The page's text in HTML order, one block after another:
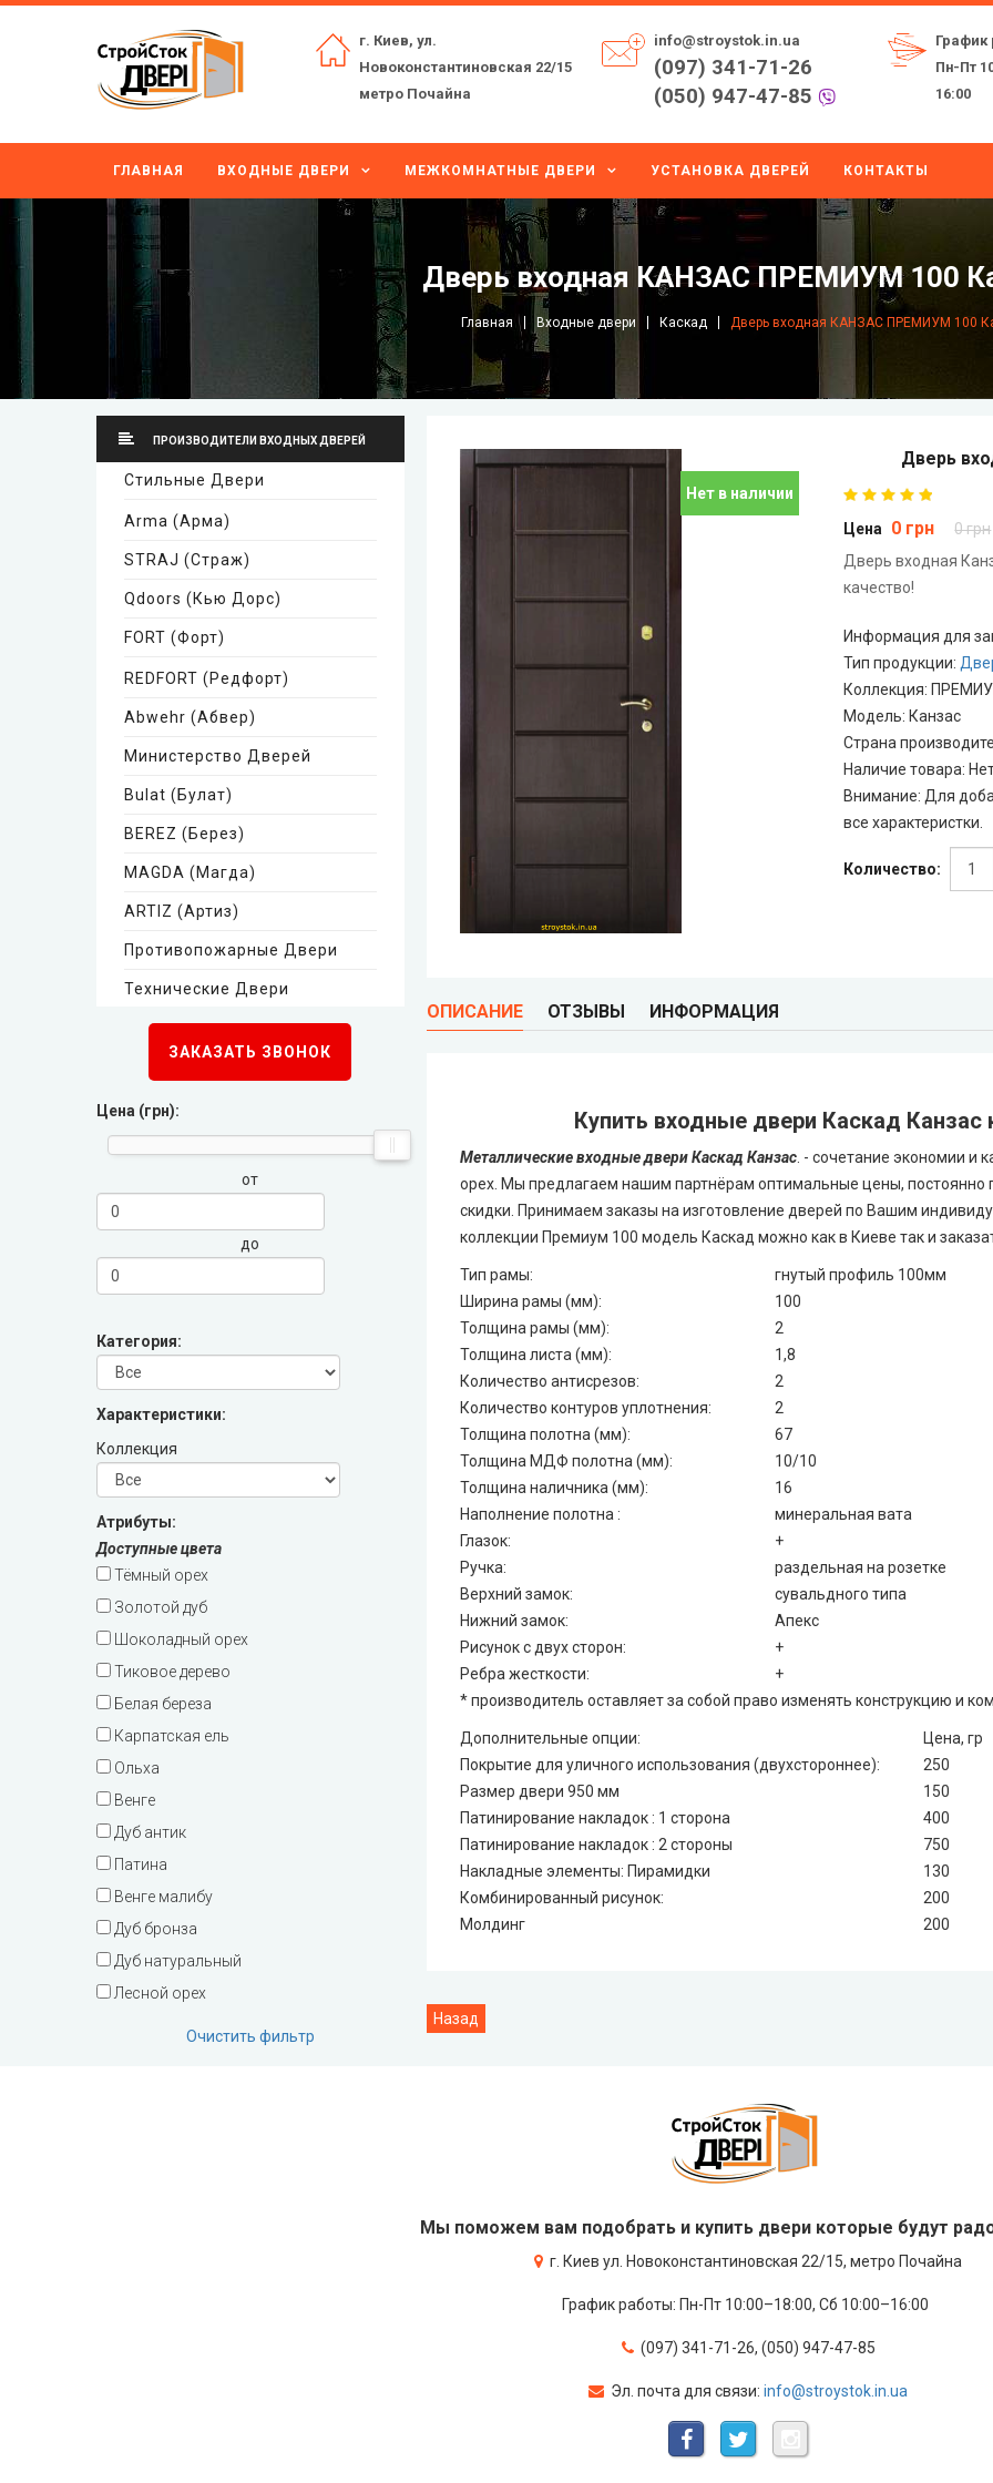
г. Киев, ул.
Новоконстантиновская 22/15
метро Почайна
info@stroystok.in.ua
(097) 341-71-26
(050) 947-47-85
График
Пн-Пт
16:00
ГЛАВНАЯ ВХОДНЫЕ ДВЕРИ МЕЖКОМНАТНЫЕ ДВЕРИ УСТАНОВКА ДВЕРЕЙ КОНТАКТЫ
Дверь входная КАНЗАС ПРЕМИУМ 100
Главная Входные двери Каскад Дверь входная КАНЗАС ПРЕМИУМ 100
ПРОИЗВОДИТЕЛИ ВХОДНЫХ ДВЕРЕЙ
Стильные Двери
Arma (Арма)
STRAJ (Страж)
Qdoors (Кью Дорс)
FORT (Форт)
REDFORT (Редфорт)
Abwehr (Абвер)
Министерство Дверей
Bulat (Булат)
BEREZ (Берез)
MAGDA (Магда)
ARTIZ (Артиз)
Противопожарные Двери
Технические Двери
Arma (Арма)
FORT (Форт)
Very Dveri (Вери Двери)
REDFORT (Редфорт)
Abwehr (Абвер)
Министерство Дверей
MAGDA (Магда)
ARTIZ (Артиз)
Противопожарные двери
ЗАКАЗАТЬ ЗВОНОК
Цена (грн):
от
до
Категория:
Характеристики:
Коллекция
Атрибуты:
Доступные цвета
Тёмный орех
Золотой дуб
Шоколадный орех
Тиковое дерево
Белая береза
Карпатская ель
Ольха
Венге
Дуб антик
Патина
Венге малибу
Дуб бронза
Дуб натуральный
Лесной орех
Очистить фильтр
Нет в наличии
Дверь
Цена 0 грн
0 грн
Дверь входная
качество!
Информация для
Тип продукции:
Коллекция:
Модель: Канзас
Страна
Наличие товара:
Внимание: Для
все характеристки.
Количество:
ОПИСАНИЕ ОТЗЫВЫ ИНФОРМАЦИЯ
Купить входные двери Каскад
Металлические входные двери Каскад Канзас. - сочетание экономии и
орех. Мы предлагаем нашим партнёрам оптимальные цены, постоянно
скидки. Принимаем заказы на изготовление дверей по Вашим
коллекции Премиум 100 модель Каскад можно как в Киеве так и
Тип рамы:
гнутый профиль 100мм
Ширина рамы (мм):
100
Толщина рамы (мм):
2
Толщина листа (мм):
1,8
Количество антисрезов:
2
Количество контуров уплотнения:
2
Толщина полотна (мм):
67
Толщина МДФ полотна (мм):
10/10
Толщина наличника (мм):
16
Наполнение полотна :
минеральная вата
Глазок:
+
Ручка:
раздельная на розетке
Верхний замок:
сувальдного типа
Нижний замок:
Апекс
Рисунок с двух сторон:
+
Ребра жесткости:
+
* производитель оставляет за собой право изменять конструкцию и
Дополнительные опции:
Цена, гр
Покрытие для уличного использования (двухстороннее):
250
Размер двери 950 мм
150
Патинирование накладок : 1 сторона
400
Патинирование накладок : 2 стороны
750
Накладные элементы: Пирамидки
130
Комбинированный рисунок:
200
Молдинг
200
Мы поможем вам подобрать и купить двери которые будут
г. Киев ул. Новоконстантиновская 22/15, метро Почайна
График работы: Пн-Пт 10:00–18:00, Сб 10:00–16:00
(097) 341-71-26, (050) 947-47-85
Эл. почта для связи: info@stroystok.in.ua